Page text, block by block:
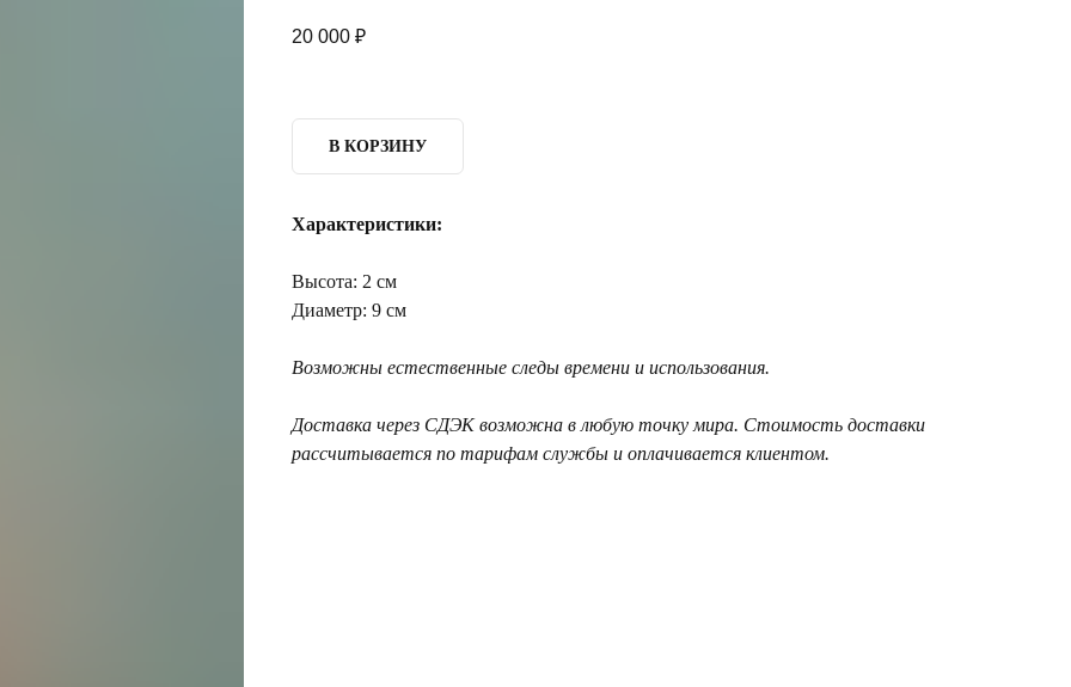
20 000 ₽
В КОРЗИНУ
Характеристики:
Высота: 2 см
Диаметр: 9 см
Возможны естественные следы времени и использования.
Доставка через СДЭК возможна в любую точку мира. Стоимость доставки
рассчитывается по тарифам службы и оплачивается клиентом.